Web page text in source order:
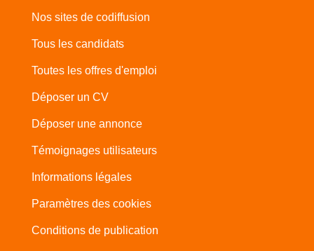
Nos sites de codiffusion
Tous les candidats
Toutes les offres d'emploi
Déposer un CV
Déposer une annonce
Témoignages utilisateurs
Informations légales
Paramètres des cookies
Conditions de publication